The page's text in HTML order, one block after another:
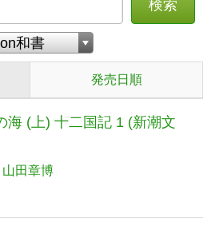
検索
発売日順
海 (上) 十二国記 1 (新潮文
山田章博